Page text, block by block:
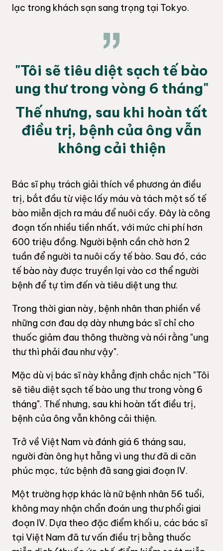
lạc trong khách sạn sang trọng tại Tokyo.
"Tôi sẽ tiêu diệt sạch tế bào
ung thư trong vòng 6 tháng"
Thế nhưng, sau khi hoàn tất
điều trị, bệnh của ông vẫn
không cải thiện
Bác sĩ phụ trách giải thích về phương án điều
trị, bắt đầu từ việc lấy máu và tách một số tế
bào miễn dịch ra máu để nuôi cấy. Đây là công
đoạn tốn nhiều tiền nhất, với mức chi phí hơn
600 triệu đồng. Người bệnh cần chờ hơn 2
tuần để người ta nuôi cấy tế bào. Sau đó, các
tế bào này được truyền lại vào cơ thể người
bệnh để tự tìm đến và tiêu diệt ung thư.
Trong thời gian này, bệnh nhân than phiền về
những cơn đau dạ dày nhưng bác sĩ chỉ cho
thuốc giảm đau thông thường và nói rằng "ung
thư thì phải đau như vậy".
Mặc dù vị bác sĩ này khẳng định chắc nịch "Tôi
sẽ tiêu diệt sạch tế bào ung thư trong vòng 6
tháng". Thế nhưng, sau khi hoàn tất điều trị,
bệnh của ông vẫn không cải thiện.
Trở về Việt Nam và đánh giá 6 tháng sau,
người đàn ông hụt hẫng vì ung thư đã di căn
phúc mạc, tức bệnh đã sang giai đoạn IV.
Một trường hợp khác là nữ bệnh nhân 56 tuổi,
không may nhận chẩn đoán ung thư phổi giai
đoạn IV. Dựa theo đặc điểm khối u, các bác sĩ
tại Việt Nam đã tư vấn điều trị bằng thuốc